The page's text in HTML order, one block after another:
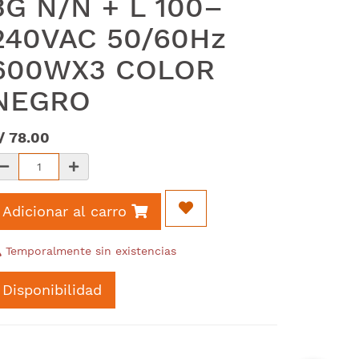
N/N + L 100–
50/60Hz
COLOR
78.00
Adicionar al carro
Temporalmente sin existencias
Disponibilidad